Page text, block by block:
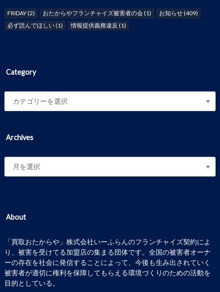
FRIDAY(2) おたからやフランチャイズ被害者の会(1) お知らせ(409)
必ず読んでほしい(1) 情報提供義務違反 (1)
Category
Archives
About
「買取おたからや」株式会社いーふらんのフランチャイズ契約によ
り、被害を受けてる加盟店の集まる団体です。全国の被害者オーナ
ーの存在を社会に発信することによって、今後も生み出されていく
被害者が適切に権利を保障してもらえる環境づくりのための活動を
目的としている。